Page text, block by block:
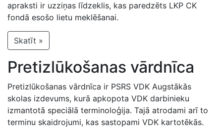
apraksti ir uzziņas līdzeklis, kas paredzēts LKP CK
fondā esošo lietu meklēšanai.
Skatīt »
Pretizlūkošanas vārdnīca
Pretizlūkošanas vārdnīca ir PSRS VDK Augstākās
skolas izdevums, kurā apkopota VDK darbinieku
izmantotā speciālā terminoloģija. Tajā atrodami arī to
terminu skaidrojumi, kas sastopami VDK kartotēkās.